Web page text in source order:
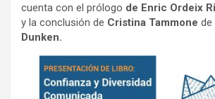
cuenta con el prólogo de Enric Ordeix
y la conclusión de Cristina Tammone de
Dunken.